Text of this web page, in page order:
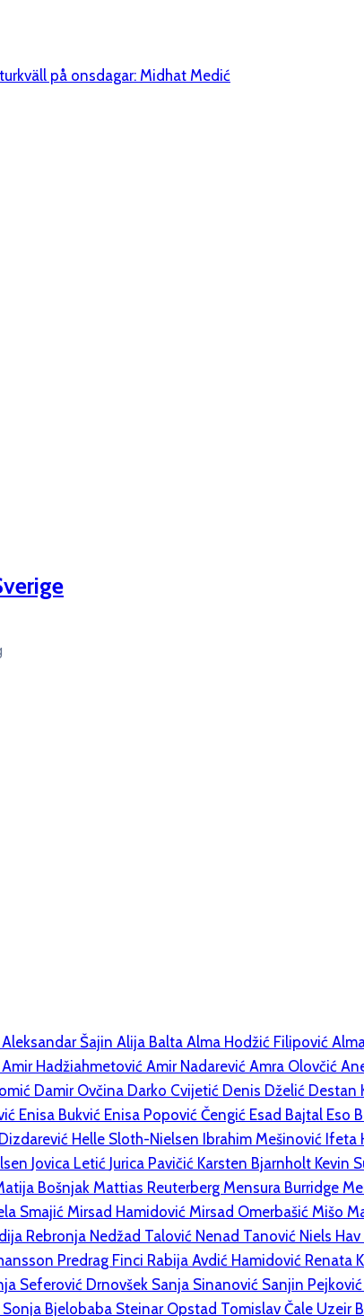
på onsdagar: Midhat Medić
Aleksandar Šajin Alija Balta Alma Hodžić Filipović
Amir Hadžiahmetović Amir Nadarević Amra Olovčić
Damir Ovčina Darko Cvijetić Denis Dželić Destan
Enisa Bukvić Enisa Popović Čengić Esad Bajtal Eso
Helle Sloth-Nielsen Ibrahim Mešinović Ifeta
Jovica Letić Jurica Pavičić Karsten Bjarnholt Kevin
Bošnjak Mattias Reuterberg Mensura Burridge
Smajić Mirsad Hamidović Mirsad Omerbašić Mišo
Rebronja Nedžad Talović Nenad Tanović Niels Hav
Predrag Finci Rabija Avdić Hamidović Renata
Seferović Drnovšek Sanja Sinanović Sanjin Pejković
Sonja Bjelobaba Steinar Opstad Tomislav Čale Uzeir